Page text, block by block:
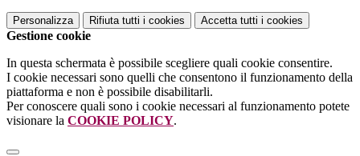
Personalizza Rifiuta tutti i cookies Accetta tutti i cookies
Gestione cookie
In questa schermata è possibile scegliere quali cookie consentire.
I cookie necessari sono quelli che consentono il funzionamento della
piattaforma e non è possibile disabilitarli.
Per conoscere quali sono i cookie necessari al funzionamento potete
visionare la COOKIE POLICY.